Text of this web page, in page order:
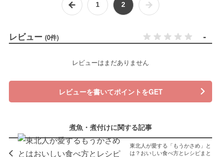
1 2
レビュー (0件) -
レビューはまだありません
レビューを書いてポイントをGET
煮魚・煮付けに関する記事
東北人が愛する「もうかさめ」と
は？おいしい食べ方とレシピまと